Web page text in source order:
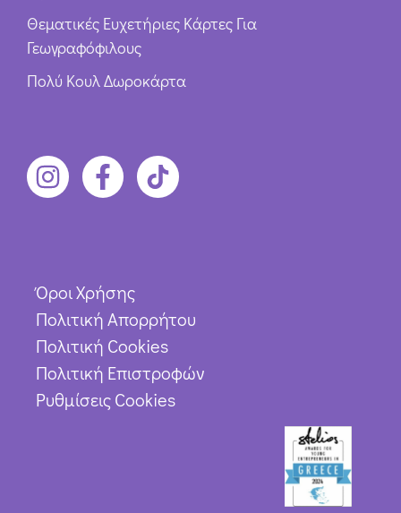
Θεματικές Ευχετήριες Κάρτες Για
Γεωγραφόφιλους
Πολύ Κουλ Δωροκάρτα
Όροι Χρήσης
Πολιτική Απορρήτου
Πολιτική Cookies
Πολιτική Επιστροφών
Ρυθμίσεις Cookies